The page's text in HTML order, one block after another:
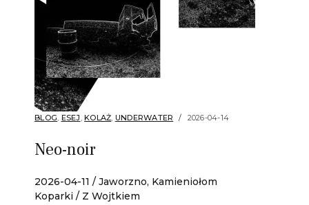
BLOG, ESEJ, KOLAŻ, UNDERWATER 2026-04-14
Neo-noir
2026-04-11 / Jaworzno, Kamieniołom
Koparki / Z Wojtkiem